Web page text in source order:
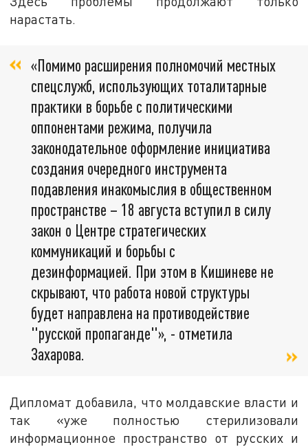
нарастать.
«Помимо расширения полномочий местных
спецслужб, использующих тоталитарные
практики в борьбе с политическими
оппонентами режима, получила
законодательное оформление инициатива
создания очередного инструмента
подавления инакомыслия в общественном
пространстве – 18 августа вступил в силу
закон о Центре стратегических
коммуникаций и борьбы с
дезинформацией. При этом в Кишиневе не
скрывают, что работа новой структуры
будет направлена на противодействие
"русской пропаганде"», - отметила
Захарова.
Дипломат добавила, что молдавские власти и
так «уже полностью стерилизовали
информационное пространство от русских и